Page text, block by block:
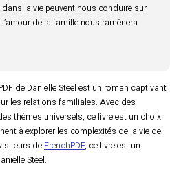
la vie peuvent nous conduire sur
de la famille nous ramènera
de Danielle Steel est un roman captivant
les relations familiales. Avec des
thèmes universels, ce livre est un choix
à explorer les complexités de la vie de
deFrenchPDF, ce livre est un
Steel.